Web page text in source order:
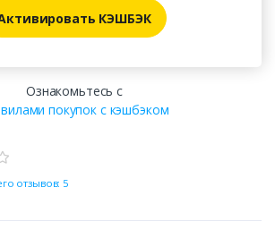
КЭШБЭК
Ознакомьтесь с
покупок с кэшбэком
отзывов: 5